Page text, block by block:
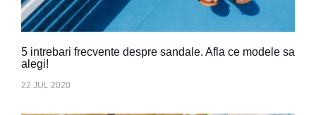
5 intrebari frecvente despre sandale. Afla ce modele sa
alegi!
22 JUL 2020